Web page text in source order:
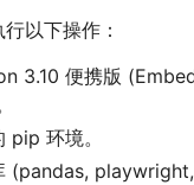
以下操作：
3.10 便携版
pip 环境。
(pandas,